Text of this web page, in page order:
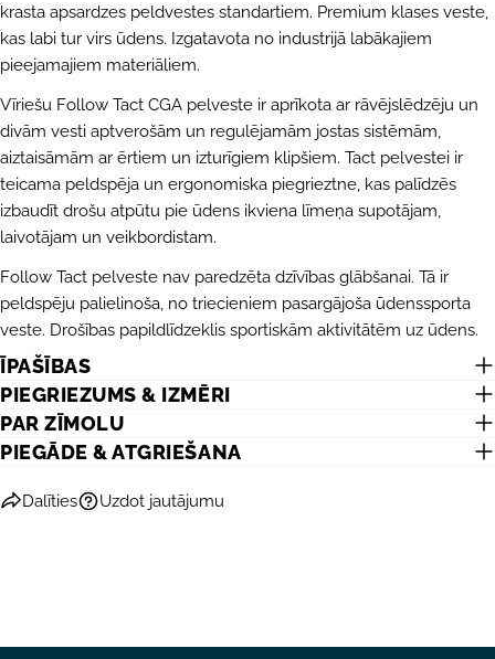
krasta apsardzes peldvestes standartiem. Premium klases veste,
kas labi tur virs ūdens. Izgatavota no industrijā labākajiem
pieejamajiem materiāliem.
Vīriešu Follow Tact CGA pelveste ir aprīkota ar rāvējslēdzēju un
divām vesti aptverošām un regulējamām jostas sistēmām,
aiztaisāmām ar ērtiem un izturīgiem klipšiem. Tact pelvestei ir
teicama peldspēja un ergonomiska piegrieztne, kas palīdzēs
izbaudīt drošu atpūtu pie ūdens ikviena līmeņa supotājam,
laivotājam un veikbordistam.
Follow Tact pelveste nav paredzēta dzīvības glābšanai. Tā ir
peldspēju palielinoša, no triecieniem pasargājoša ūdenssporta
veste. Drošības papildlīdzeklis sportiskām aktivitātēm uz ūdens.
ĪPAŠĪBAS
PIEGRIEZUMS & IZMĒRI
PAR ZĪMOLU
PIEGĀDE & ATGRIEŠANA
Dalīties
DALĪTIES AR ŠO PRODUKTU
Dalīties
Facebook
Dalīties
X
Piespraust
Pinterest
Uzdot jautājumu
UZDOT JAUTĀJUMU
vārds
Jūsu
e-
pasts
Jūsu
telefons
ziņojums